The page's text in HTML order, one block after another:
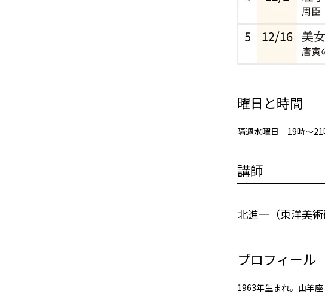
曜日と時間
隔週水曜日 19時～21
講師
北進一（東洋美術
プロフィール
1963年生まれ。山羊